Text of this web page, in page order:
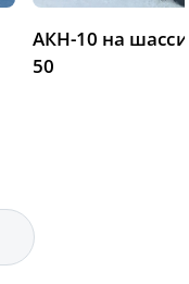
АКН-10 на
50